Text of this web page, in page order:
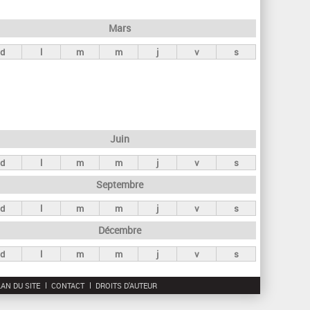
r
c
Mars
d l m m j v s
Juin
d l m m j v s
Septembre
d l m m j v s
Décembre
d l m m j v s
DU SITE CONTACT DROITS D'AUTEUR